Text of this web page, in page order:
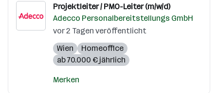
Projektleiter / PMO-Leiter (m/w/d)
Adecco Personalbereitstellungs GmbH
vor 2 Tagen veröffentlicht
Wien
Homeoffice
ab 70.000 € jährlich
Merken